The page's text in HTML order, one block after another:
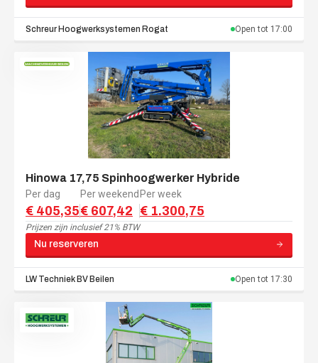
Schreur Hoogwerksystemen Rogat Open tot 17:00
Hinowa 17,75 Spinhoogwerker Hybride
Per dag
€ 405,35
Per weekend
€ 607,42
Per week
€ 1.300,75
Prijzen zijn inclusief 21% BTW
Nu reserveren
LW Techniek BVBeilen Open tot 17:30